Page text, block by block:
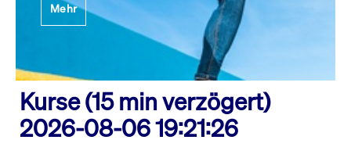
Mehr
Kurse (15 min verzögert)
2026-08-06 19:21:26